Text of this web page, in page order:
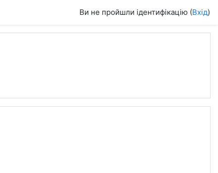
Ви не пройшли ідентифікацію (Вхід)